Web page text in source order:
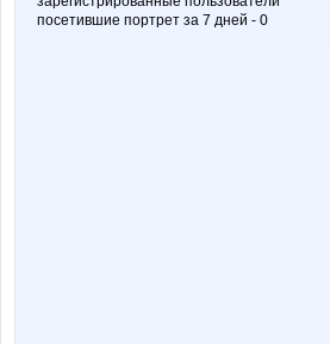
посетившие портрет за 7 дней - 0